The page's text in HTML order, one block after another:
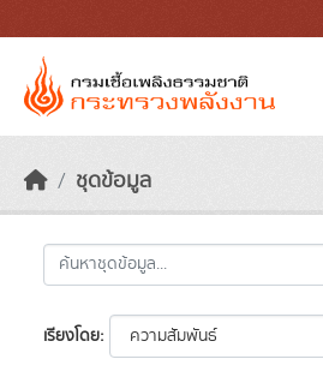
ชุดข้อมูล
เรียงโดย